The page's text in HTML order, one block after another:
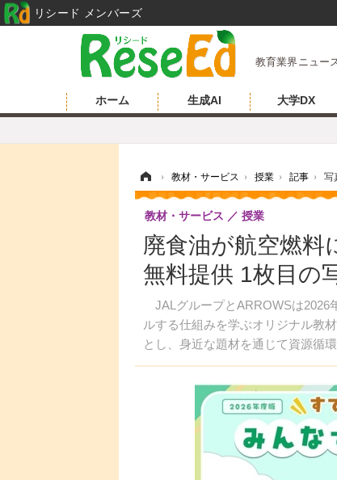
教育業界ニュー
ホーム 生成AI 大学DX
› 教材・サービス › 授業 › 記事 › 写
廃食油が航空燃
無料提供 1枚目の
JALグループとARROWSは2026
ルする仕組みを学ぶオリジナル教
とし、身近な題材を通じて資源循
教材・サービス 授業
リシード メンバーズ